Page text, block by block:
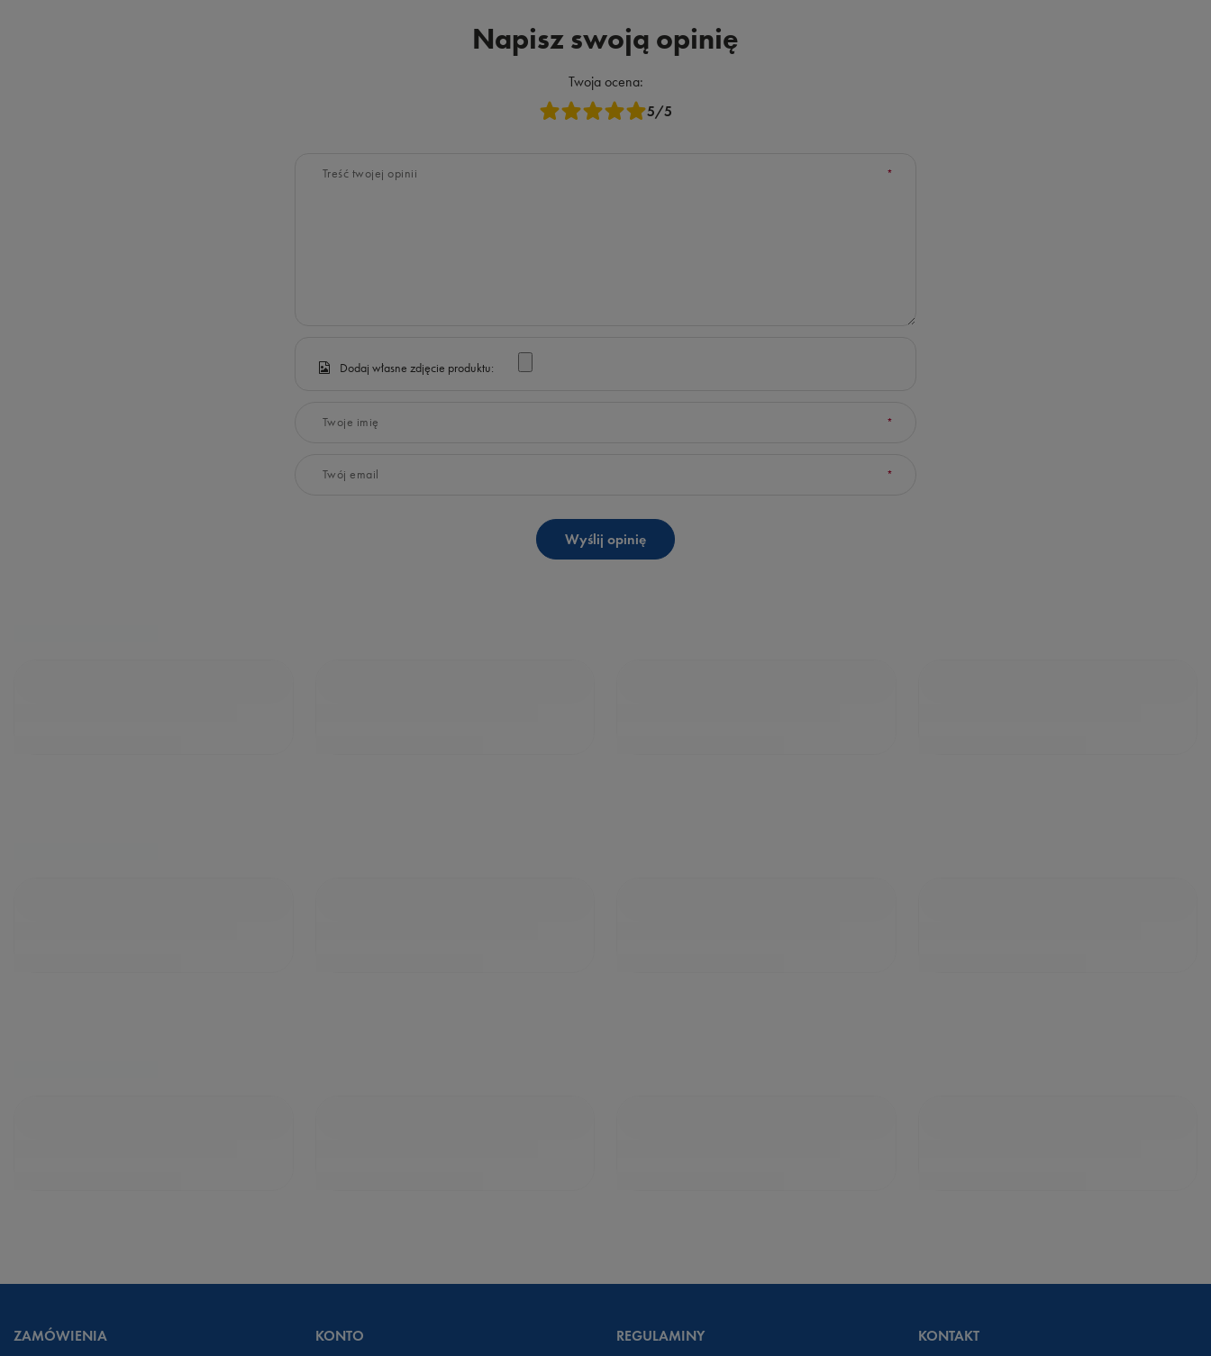
Napisz swoją opinię
Twoja ocena:
5/5
Treść twojej opinii
Dodaj własne zdjęcie produktu:
Twoje imię
Twój email
Wyślij opinię
ZAMÓWIENIA KONTO REGULAMINY KONTAKT